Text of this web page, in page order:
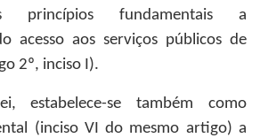
fundamentais a
acesso aos serviços públicos de
2º, inciso I).
estabelece-se também como
(inciso VI do mesmo artigo) a